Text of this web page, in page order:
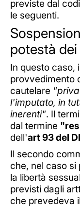
previste dal
le seguenti.
potestà
In questo caso,
provvedimento
cautelare
l'imputato, in
inerenti". Il
dal termine
dell'art 93 del
Il secondo
che, nel caso
la libertà
previsti dagli
che prevedeva